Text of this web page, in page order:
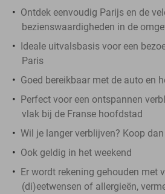
Ontdek eenvoudig Parijs en de
bezienswaardigheden in de
Ideale uitvalsbasis voor een
Paris
Goed bereikbaar met de auto en
Perfect voor een ontspannen
vlak bij de Franse hoofdstad
Wil je langer verblijven? Koop
Ook geldig in het weekend
Er wordt rekening gehouden met
(di)eetwensen of allergieën,